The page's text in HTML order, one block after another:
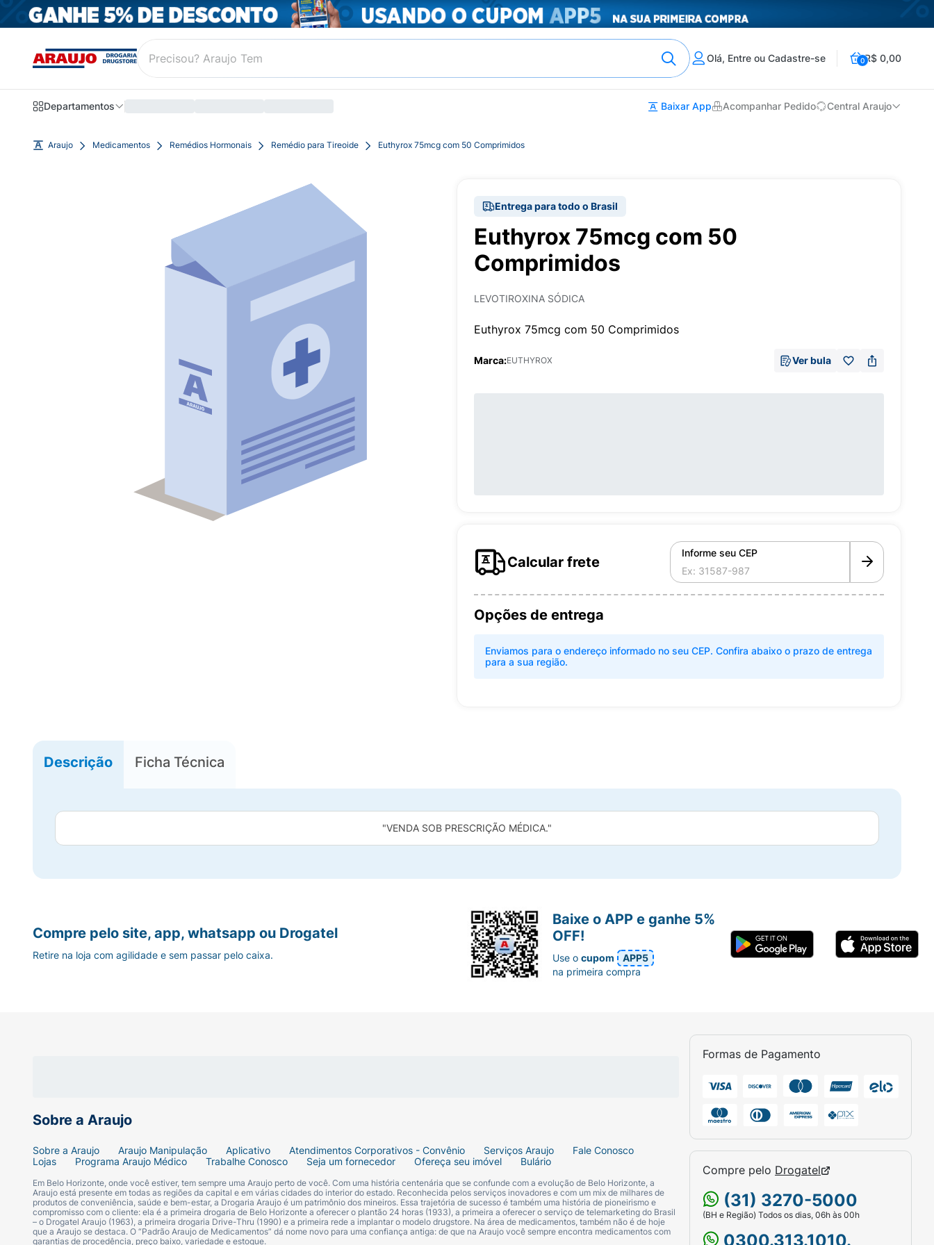
Olá, Entre ou Cadastre-se 0R$ 0,00
Departamentos Baixar App Acompanhar Pedido Central Araujo
Araujo Medicamentos Remédios Hormonais Remédio para Tireoide Euthyrox 75mcg com 50 Comprimidos
Entrega para todo o Brasil
Euthyrox 75mcg com 50
Comprimidos
LEVOTIROXINA SÓDICA
Euthyrox 75mcg com 50 Comprimidos
Marca:EUTHYROX Ver bula
Calcular frete
Informe seu CEP
Opções de entrega
Enviamos para o endereço informado no seu CEP. Confira abaixo o prazo de entrega
para a sua região.
Descrição Ficha Técnica
"VENDA SOB PRESCRIÇÃO MÉDICA."
Sobre a Araujo
Sobre a Araujo Araujo Manipulação Aplicativo Atendimentos Corporativos - Convênio Serviços Araujo
Fale Conosco
Lojas
Programa Araujo Médico Trabalhe Conosco Seja um fornecedor Ofereça seu imóvel Bulário
Em Belo Horizonte, onde você estiver, tem sempre uma Araujo perto de você. Com uma história centenária que se confunde com a evolução de Belo Horizonte, a
Araujo está presente em todas as regiões da capital e em várias cidades do interior do estado. Reconhecida pelos serviços inovadores e com um mix de milhares de
produtos de conveniência, saúde e bem-estar, a Drogaria Araujo é um patrimônio dos mineiros. Essa trajetória de sucesso é também uma história de pioneirismo e
compromisso com o cliente: ela é a primeira drogaria de Belo Horizonte a oferecer o plantão 24 horas (1933), a primeira a oferecer o serviço de telemarketing do Brasil
– o Drogatel Araujo (1963), a primeira drogaria Drive-Thru (1990) e a primeira rede a implantar o modelo drugstore. Na área de medicamentos, também não é de hoje
que a Araujo se destaca. O “Padrão Araujo de Medicamentos” dá nome novo para uma confiança antiga: de que na Araujo você sempre encontra medicamentos com
garantias de procedência, preço baixo, variedade e estoque.
Formas de Pagamento
Compre pelo Drogatel
(31) 3270-5000
(BH e Região) Todos os dias, 06h às 00h
0300.313.1010.
Compre pelo site, app, whatsapp ou Drogatel
Retire na loja com agilidade e sem passar pelo caixa.
Baixe o APP e ganhe 5%
OFF!
Use ocupom
APP5
na primeira compra